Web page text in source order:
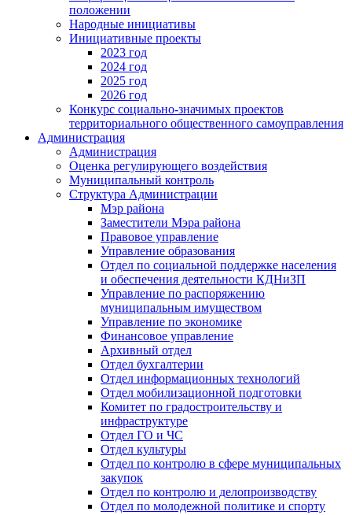
положении
Народные инициативы
Инициативные проекты
2023 год
2024 год
2025 год
2026 год
Конкурс социально-значимых проектов
территориального общественного самоуправления
Администрация
Администрация
Оценка регулирующего воздействия
Муниципальный контроль
Структура Администрации
Мэр района
Заместители Мэра района
Правовое управление
Управление образования
Отдел по социальной поддержке населения
и обеспечения деятельности КДНиЗП
Управление по распоряжению
муниципальным имуществом
Управление по экономике
Финансовое управление
Архивный отдел
Отдел бухгалтерии
Отдел информационных технологий
Отдел мобилизационной подготовки
Комитет по градостроительству и
инфраструктуре
Отдел ГО и ЧС
Отдел культуры
Отдел по контролю в сфере муниципальных
закупок
Отдел по контролю и делопроизводству
Отдел по молодежной политике и спорту